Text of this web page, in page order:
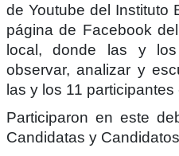
de Youtube del Instituto
página de Facebook
local, donde las y los
observar, analizar y
las y los 11
Participaron en este
Candidatas y